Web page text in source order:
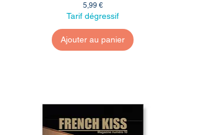
Prix
5,99 €
Tarif dégressif
Ajouter au panier